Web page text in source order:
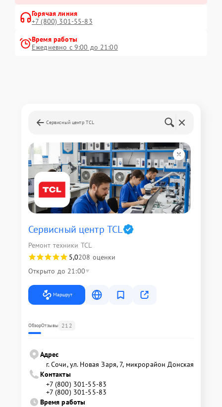
Горячая линия
+7 (800) 301-55-83
Время работы
Ежедневно с 9:00 до 21:00
Сервисный центр TCL
Сервисный центр TCL
Ремонт техники TCL
5,0208 оценки
Открыто до 21:00
Маршрут
ОбзорОтзывы 212
Адрес
г. Сочи, ул. Новая Заря, 7, микрорайон Донская
Контакты
+7 (800) 301-55-83
+7 (800) 301-55-83
Время работы